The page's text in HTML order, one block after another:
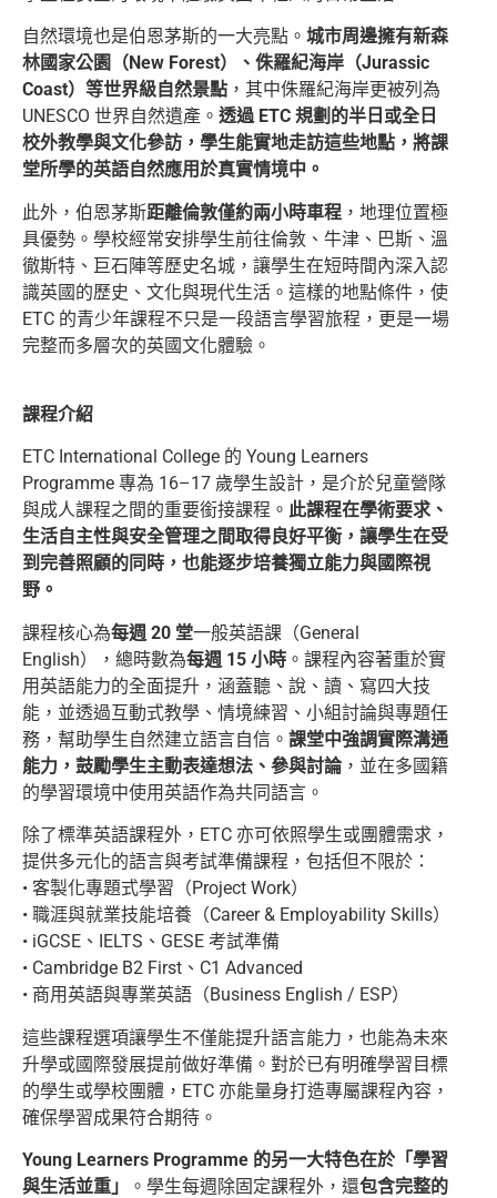
自然環境也是伯恩茅斯的一大亮點。 城市周邊擁有新森
林國家公園（New Forest）、侏羅紀海岸（Jurassic
Coast）等世界級自然景點 ，其中侏羅紀海岸更被列為
UNESCO 世界自然遺產。 透過 ETC 規劃的半日或全日
校外教學與文化參訪，學生能實地走訪這些地點，將課
堂所學的英語自然應用於真實情境中。
此外，伯恩茅斯距離倫敦僅約兩小時車程 ，地理位置極
具優勢。學校經常安排學生前往倫敦、牛津、巴斯、溫
徹斯特、巨石陣等歷史名城，讓學生在短時間內深入認
識英國的歷史、文化與現代生活。這樣的地點條件，使
ETC 的青少年課程不只是一段語言學習旅程，更是一場
完整而多層次的英國文化體驗。
課程介紹
ETC International College 的 Young Learners
Programme 專為 16–17 歲學生設計，是介於兒童營隊
與成人課程之間的重要銜接課程。 此課程在學術要求、
生活自主性與安全管理之間取得良好平衡，讓學生在受
到完善照顧的同時，也能逐步培養獨立能力與國際視
野。
課程核心為每週 20 堂一般英語課（General
English），總時數為每週 15 小時 。課程內容著重於實
用英語能力的全面提升，涵蓋聽、說、讀、寫四大技
能，並透過互動式教學、情境練習、小組討論與專題任
務，幫助學生自然建立語言自信。 課堂中強調實際溝通
能力，鼓勵學生主動表達想法、參與討論，並在多國籍
的學習環境中使用英語作為共同語言。
除了標準英語課程外，ETC 亦可依照學生或團體需求，
提供多元化的語言與考試準備課程，包括但不限於：
• 客製化專題式學習（Project Work）
• 職涯與就業技能培養（Career & Employability Skills）
• iGCSE、IELTS、GESE 考試準備
• Cambridge B2 First、C1 Advanced
• 商用英語與專業英語（Business English / ESP）
這些課程選項讓學生不僅能提升語言能力，也能為未來
升學或國際發展提前做好準備。對於已有明確學習目標
的學生或學校團體，ETC 亦能量身打造專屬課程內容，
確保學習成果符合期待。
Young Learners Programme 的另一大特色在於「學習
與生活並重」
。學生每週除固定課程外，還包含完整的